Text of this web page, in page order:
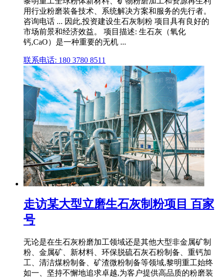
用行业粉磨装备技术、系统解决方案和服务的先行者。
咨询电话 ... 因此,投资建设生石灰制粉 项目具有良好的
市场前景和经济效益。 项目描述: 生石灰（氧化
钙,CaO）是一种重要的无机 ...
联系电话: 180 3780 8511
走访某大型立磨生石灰制粉项目 百家
号
无论是在生石灰粉磨加工领域还是其他大型非金属矿制
粉、金属矿、新材料、环保脱硫石灰石粉制备、重钙加
工、清洁煤粉制备、矿渣微粉制备等领域,黎明重工始终
如一、坚持不懈地追求卓越,为客户提供高品质的粉磨装